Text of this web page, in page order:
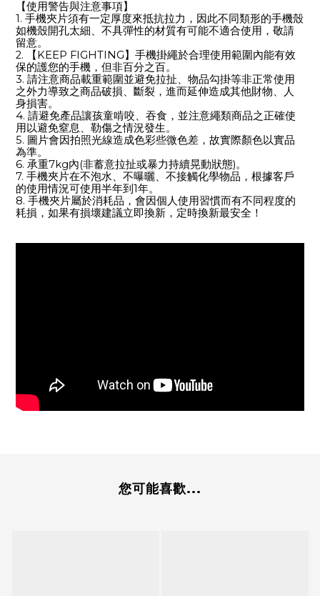
【使用警告與注意事項】
1. 手機夾片須有一定厚度來抵抗拉力，因此不同類形的手機殼
如機殼開孔太細、不具彈性的材質有可能不適合使用，敬請
留意。
2. 【 KEEP FIGHTING 】手機掛繩於合理使用範圍內能有效
保的護您的手機，但非百分之百。
3. 請注意商品載重範圍並避免拉扯、物品勾掛等非正常使用
之外力導致之商品破損、斷裂，進而延伸造成其他財物、人
身損害。
4. 請避免產品讓孩童啃咬、吞食，並注意繩類商品之正確使
用以避免窒息、勒傷之情況發生。
5. 圖片會因拍照光線造成色彩些微色差，故實際顏色以實品
為準。
6. 承重7kg內(非蓄意拉扯或暴力持續晃動狀態)。
7. 手機夾片在不泡水、不曝曬、不接觸化學物品，根據客戶
的使用情況可使用半年到 1年。
8. 手機夾片屬於消耗品，會因個人使用習慣而有不同程度的
耗損，如果有損壞建議立即換新，定時換新最安全！
您可能喜歡...